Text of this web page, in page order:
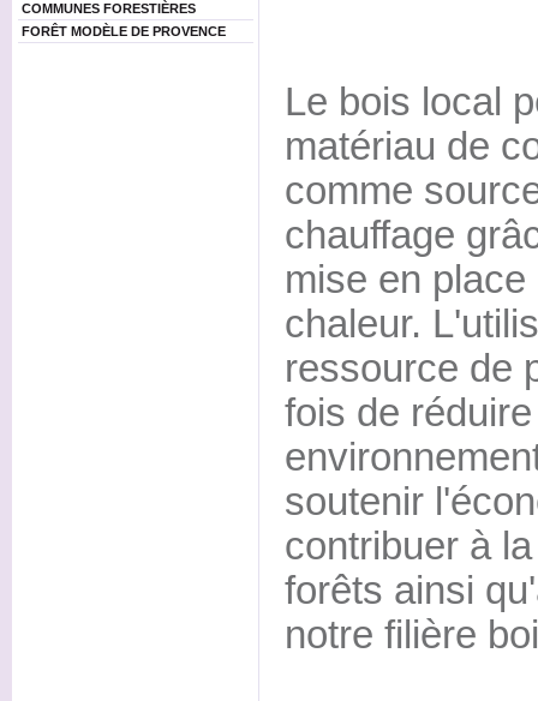
COMMUNES FORESTIÈRES
FORÊT MODÈLE DE PROVENCE
Le bois local
matériau de
comme
chauffage
mise en
chaleur.
ressource de
fois de
soutenir
contribuer à
forêts ainsi
notre filière